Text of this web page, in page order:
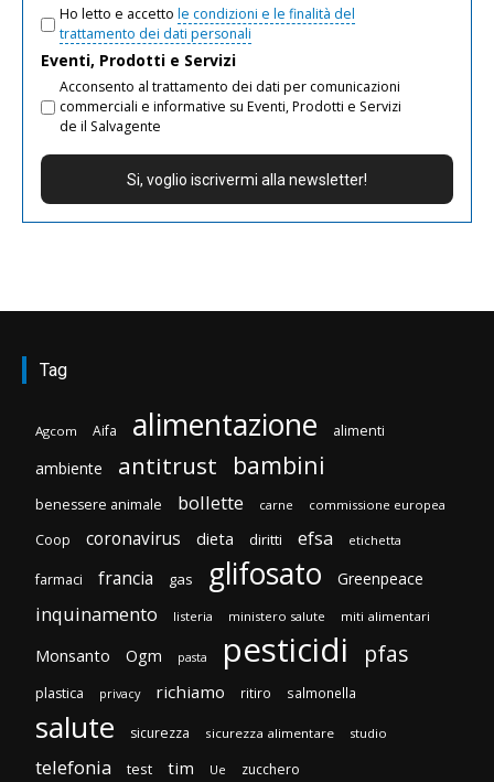
Ho letto e accetto le condizioni e le finalità del
trattamento dei dati personali
Eventi, Prodotti e Servizi
Acconsento al trattamento dei dati per comunicazioni
commerciali e informative su Eventi, Prodotti e Servizi
de il Salvagente
Tag
Agcom Aifa alimentazione alimenti
ambiente antitrust bambini
benessere animale bollette carne commissione europea
Coop coronavirus dieta diritti efsa etichetta
farmaci francia gas glifosato Greenpeace
inquinamento listeria ministero salute miti alimentari
Monsanto Ogm pasta pesticidi pfas
plastica privacy richiamo ritiro salmonella
salute sicurezza sicurezza alimentare studio
telefonia test tim Ue zucchero